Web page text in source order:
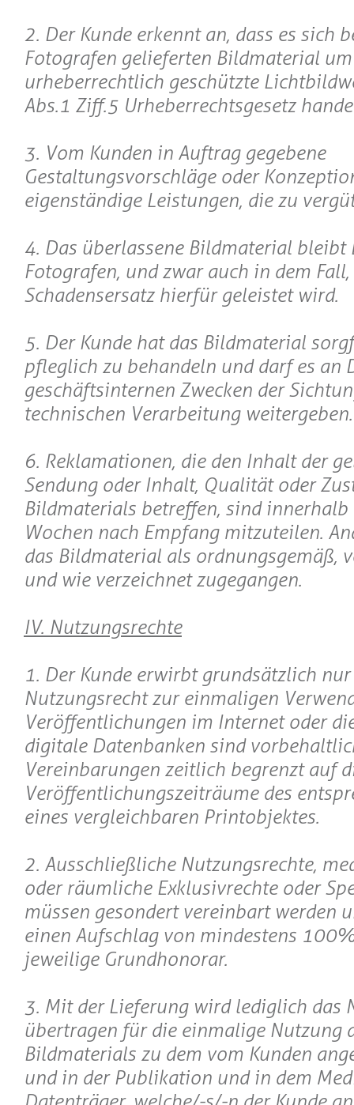
2. Der Kunde erkennt an, dass es sich
Fotografen gelieferten Bildmaterial um
urheberrechtlich geschützte
Abs.1 Ziff.5 Urheberrechtsgesetz
3. Vom Kunden in Auftrag gegebene
Gestaltungsvorschläge oder
eigenständige Leistungen, die zu
4. Das überlassene Bildmaterial bleibt
Fotografen, und zwar auch in dem Fall,
Schadensersatz hierfür geleistet wird.
5. Der Kunde hat das Bildmaterial
pfleglich zu behandeln und darf es an
geschäftsinternen Zwecken der
technischen Verarbeitung weitergeben.
6. Reklamationen, die den Inhalt der
Sendung oder Inhalt, Qualität oder
Bildmaterials betreffen, sind innerhalb
Wochen nach Empfang mitzuteilen.
das Bildmaterial als ordnungsgemäß,
und wie verzeichnet zugegangen.
IV. Nutzungsrechte
1. Der Kunde erwirbt grundsätzlich
Nutzungsrecht zur einmaligen
Veröffentlichungen im Internet oder
digitale Datenbanken sind
Vereinbarungen zeitlich begrenzt auf
Veröffentlichungszeiträume des
eines vergleichbaren Printobjektes.
2. Ausschließliche Nutzungsrechte,
oder räumliche Exklusivrechte oder
müssen gesondert vereinbart werden
einen Aufschlag von mindestens
jeweilige Grundhonorar.
3. Mit der Lieferung wird lediglich das
übertragen für die einmalige Nutzung
Bildmaterials zu dem vom Kunden
und in der Publikation und in dem